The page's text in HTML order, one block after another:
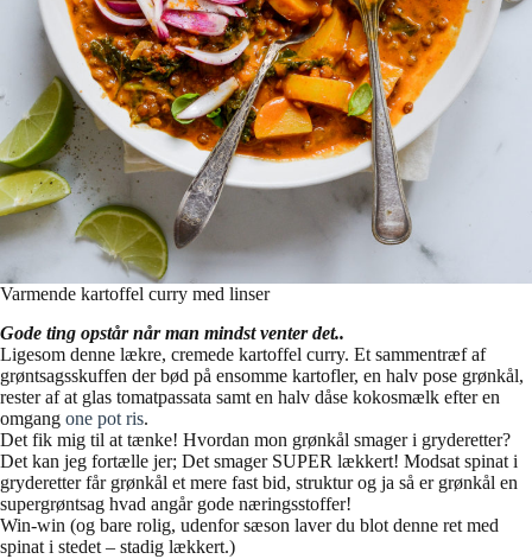
Varmende kartoffel curry med linser
Gode ting opstår når man mindst venter det..
Ligesom denne lækre, cremede kartoffel curry. Et sammentræf af
grøntsagsskuffen der bød på ensomme kartofler, en halv pose grønkål,
rester af at glas tomatpassata samt en halv dåse kokosmælk efter en
omgang one pot ris.
Det fik mig til at tænke! Hvordan mon grønkål smager i gryderetter?
Det kan jeg fortælle jer; Det smager SUPER lækkert! Modsat spinat i
gryderetter får grønkål et mere fast bid, struktur og ja så er grønkål en
supergrøntsag hvad angår gode næringsstoffer!
Win-win (og bare rolig, udenfor sæson laver du blot denne ret med
spinat i stedet – stadig lækkert.)